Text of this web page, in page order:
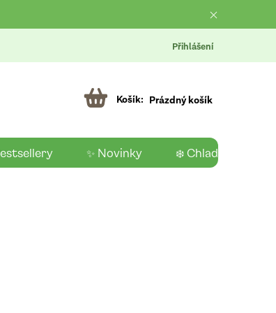
Přihlášení
Prázdný košík
✨ Novinky ❄️ Chladící